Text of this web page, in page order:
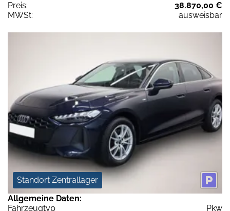
Preis:
38.870,00 €
MWSt:
ausweisbar
Standort Zentrallager
Allgemeine Daten:
Fahrzeugtyp
Pkw